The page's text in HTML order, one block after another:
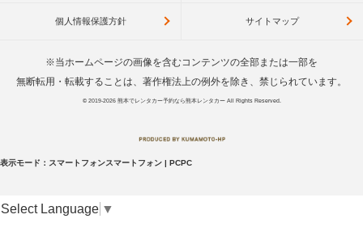
個人情報保護方針 サイトマップ
※当ホームページの画像を含むコンテンツの全部または一部を
無断転用・転載することは、著作権法上の例外を除き、禁じられています。
© 2019-2026 熊本でレンタカー予約なら熊本レンタカーAll Rights Reserved.
表示モード： スマートフォンスマートフォン | PCPC
Select Language ▼